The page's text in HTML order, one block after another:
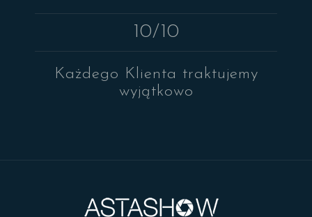
10/10
Każdego Klienta traktujemy
wyjątkowo